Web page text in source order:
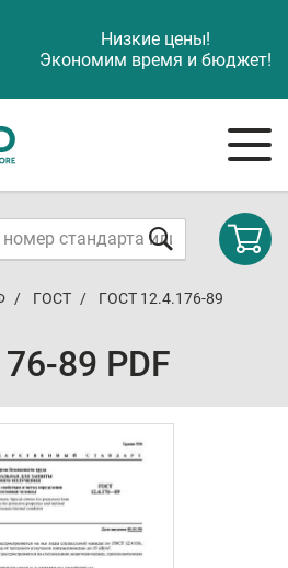
Низкие цены!
Экономим время и бюджет!
ГОСТ ГОСТ 12.4.176-89
89 PDF